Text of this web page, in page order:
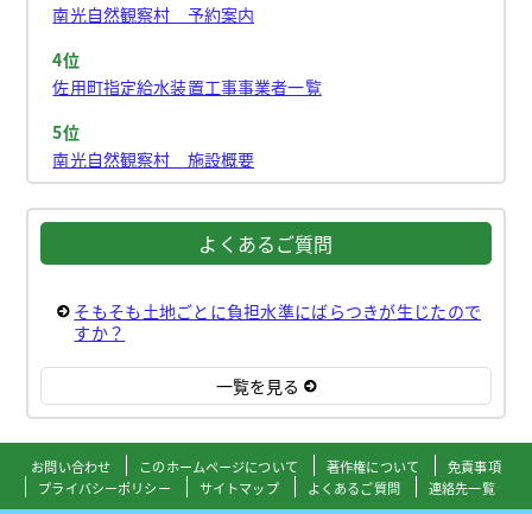
南光自然観察村 予約案内
4位
佐用町指定給水装置工事事業者一覧
5位
南光自然観察村 施設概要
よくあるご質問
そもそも土地ごとに負担水準にばらつきが生じたので
すか？
一覧を見る
お問い合わせ このホームページについて 著作権について
免責事項
プライバシーポリシー
サイトマップ よくあるご質問 連絡先一覧